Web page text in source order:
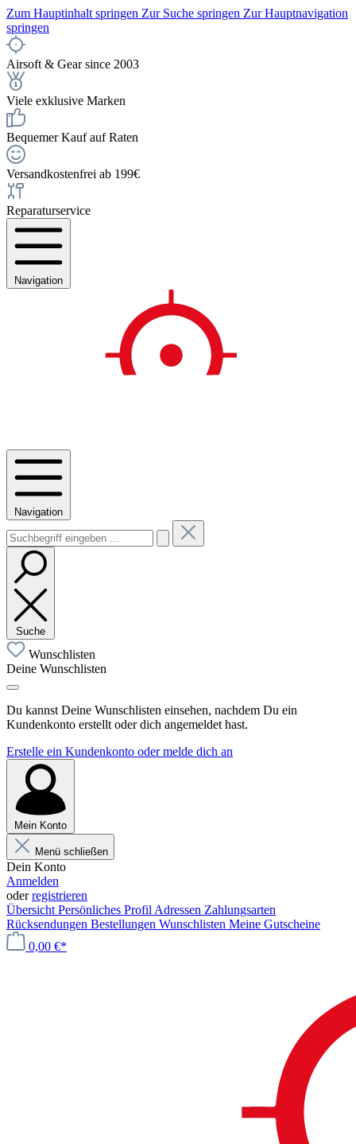
Zum Hauptinhalt springen Zur Suche springen Zur Hauptnavigation
springen
Airsoft & Gear since 2003
Viele exklusive Marken
Bequemer Kauf auf Raten
Versandkostenfrei ab 199€
Reparaturservice
Navigation
Navigation
Suche
Wunschlisten
Deine Wunschlisten
Du kannst Deine Wunschlisten einsehen, nachdem Du ein
Kundenkonto erstellt oder dich angemeldet hast.
Erstelle ein Kundenkonto oder melde dich an
Mein Konto
Menü schließen
Dein Konto
Anmelden
oderregistrieren
Übersicht Persönliches Profil Adressen Zahlungsarten
Rücksendungen Bestellungen Wunschlisten Meine Gutscheine
0,00 €*